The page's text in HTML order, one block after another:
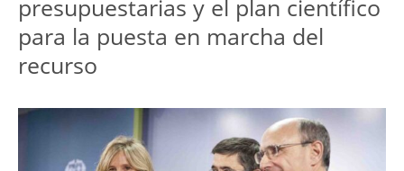
presupuestarias y el plan científico
para la puesta en marcha del
recurso